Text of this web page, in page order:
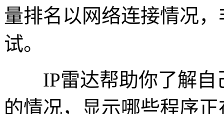
量排名以网络连接情况
试。
IP雷达帮助你了解自
的情况，显示哪些程序